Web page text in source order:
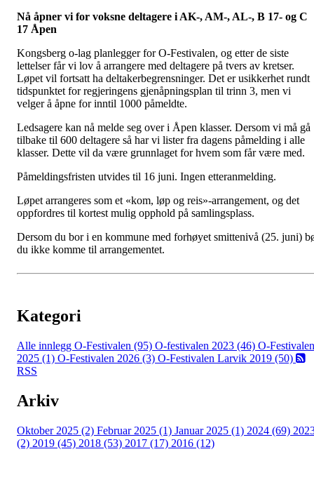
Nå åpner vi for voksne deltagere i AK-, AM-, AL-, B 17- og C
17 Åpen
Kongsberg o-lag planlegger for O-Festivalen, og etter de siste
lettelser får vi lov å arrangere med deltagere på tvers av kretser.
Løpet vil fortsatt ha deltakerbegrensninger. Det er usikkerhet rundt
tidspunktet for regjeringens gjenåpningsplan til trinn 3, men vi
velger å åpne for inntil 1000 påmeldte.
Ledsagere kan nå melde seg over i Åpen klasser. Dersom vi må gå
tilbake til 600 deltagere så har vi lister fra dagens påmelding i alle
klasser. Dette vil da være grunnlaget for hvem som får være med.
Påmeldingsfristen utvides til 16 juni. Ingen etteranmelding.
Løpet arrangeres som et «kom, løp og reis»-arrangement, og det
oppfordres til kortest mulig opphold på samlingsplass.
Dersom du bor i en kommune med forhøyet smittenivå (25. juni)
du ikke komme til arrangementet.
Kategori
Alle innlegg O-Festivalen (95) O-festivalen 2023 (46) O-Festivalen
2025 (1) O-Festivalen 2026 (3) O-Festivalen Larvik 2019 (50)
RSS
Arkiv
Oktober 2025 (2) Februar 2025 (1) Januar 2025 (1) 2024 (69)
(2) 2019 (45) 2018 (53) 2017 (17) 2016 (12)